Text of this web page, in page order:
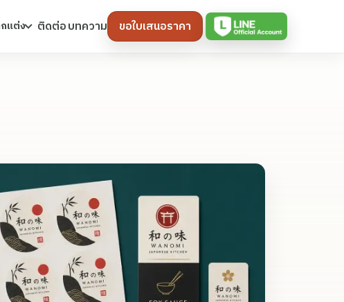
แต่ง ติดต่อบทความ ขอใบเสนอราคา